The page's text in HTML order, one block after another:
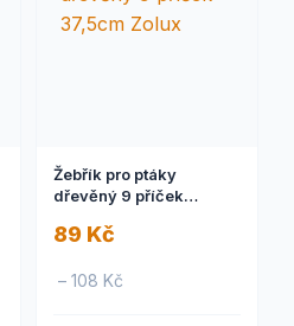
Žebřík pro ptáky
dřevěný 9 příček
89 Kč
– 108 Kč